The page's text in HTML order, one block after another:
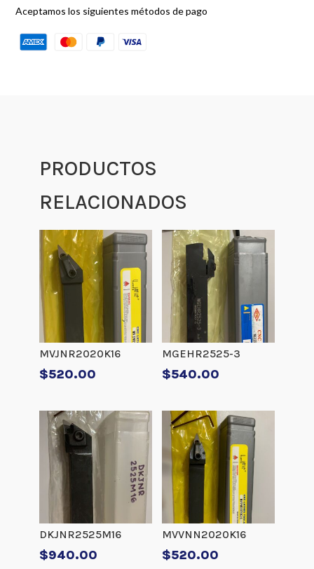
Aceptamos los siguientes métodos de pago
PRODUCTOS
RELACIONADOS
MVJNR2020K16
$520.00
MGEHR2525-3
$540.00
DKJNR2525M16
$940.00
MVVNN2020K16
$520.00